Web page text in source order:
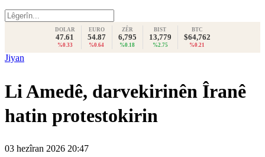
DOLAR
47.61
%0.33
EURO
54.87
%0.64
ZÊR
6,795
%0.18
BIST
13,779
%2.75
BTC
$64,762
%0.21
Jiyan
Li Amedê, darvekirinên Îranê
hatin protestokirin
03 hezîran 2026 20:47